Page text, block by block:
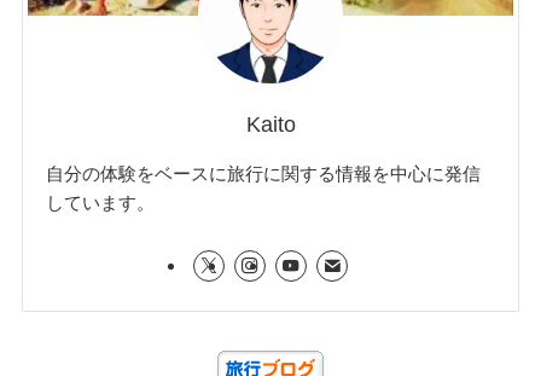
Kaito
自分の体験をベースに旅行に関する情報を中心に発信
しています。